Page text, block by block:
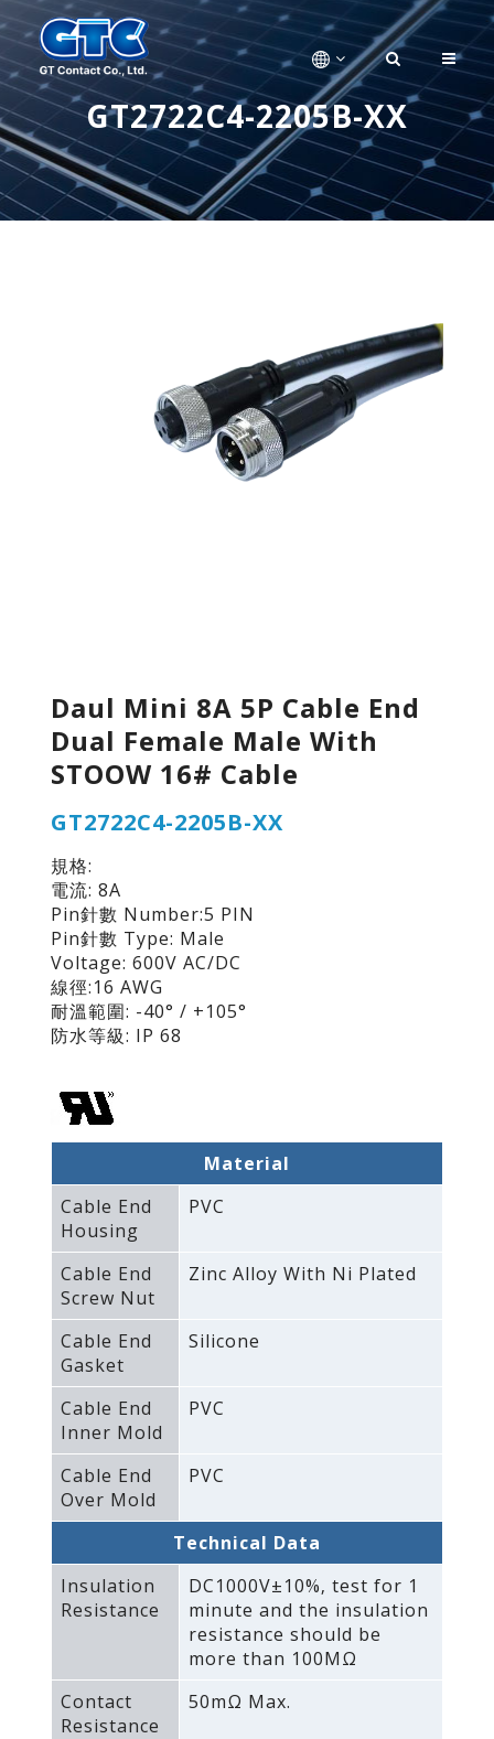
GT2722C4-2205B-XX
Daul Mini 8A 5P Cable End
Dual Female Male With
STOOW 16# Cable
GT2722C4-2205B-XX
規格:
電流: 8A
Pin針數 Number:5 PIN
Pin針數 Type: Male
Voltage: 600V AC/DC
線徑:16 AWG
耐溫範圍: -40° / +105°
防水等級: IP 68
Material
Cable End
Housing
PVC
Cable End
Screw Nut
Zinc Alloy With Ni Plated
Cable End
Gasket
Silicone
Cable End
Inner Mold
PVC
Cable End
Over Mold
PVC
Technical Data
Insulation
Resistance
DC1000V±10%‚ test for 1
minute and the insulation
resistance should be
more than 100MΩ
Contact
Resistance
50mΩ Max.